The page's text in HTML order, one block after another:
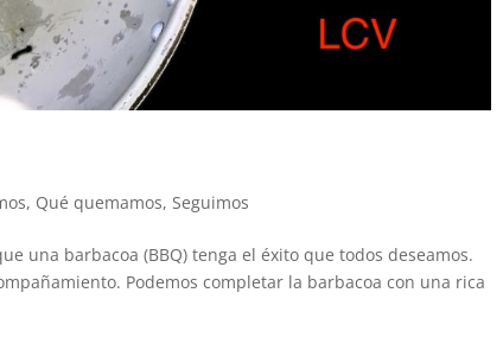
, Qué quemamos, Seguimos
una barbacoa (BBQ) tenga el éxito que todos deseamos.
Podemos completar la barbacoa con una rica